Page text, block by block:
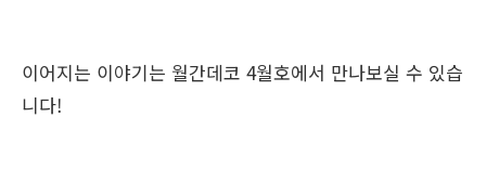
이어지는 이야기는 월간데코 4월호에서 만나보실 수 있습
니다!